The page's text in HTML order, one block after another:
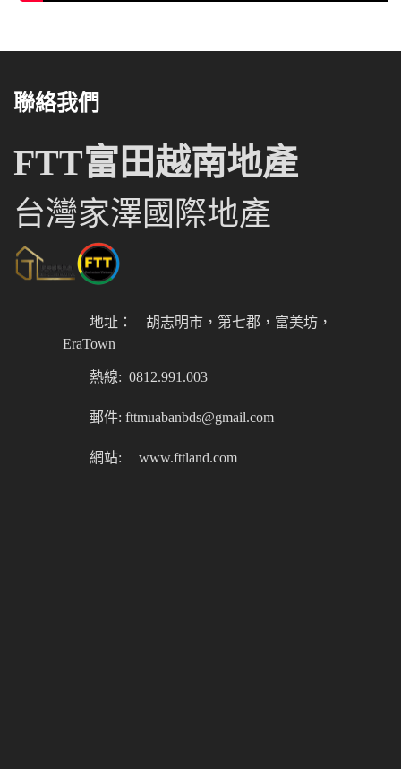
聯絡我們
FTT富田越南地產
台灣家澤國際地產
地址：
胡志明市，第七郡，富美坊，
EraTown
熱線: 0812.991.003
郵件: fttmuabanbds@gmail.com
網站: www.fttland.com